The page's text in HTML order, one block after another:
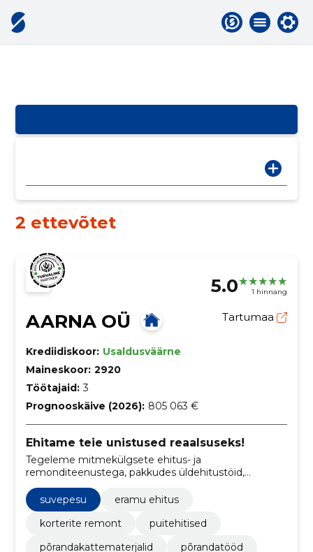
2 ettevõtet
5.0 1 hinnang
AARNA OÜ Tartumaa
Krediidiskoor: Usaldusväärne
Maineskoor: 2920
Töötajaid: 3
Prognooskäive (2026): 805 063 €
Ehitame teie unistused reaalsuseks!
Tegeleme mitmekülgsete ehitus- ja
remonditeenustega, pakkudes üldehitustöid,
siseviimistlustöid, fassaaditöid, katuste ehitust,
põrandatöid, santehnilisi töid, elektritöid ning
renoveerimist.
suvepesu
eramu ehitus
korterite remont
puitehitised
põrandakattematerjalid
põrandatööd